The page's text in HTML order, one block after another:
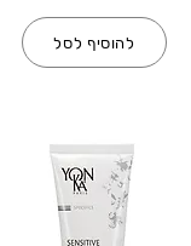
להוסיף לסל